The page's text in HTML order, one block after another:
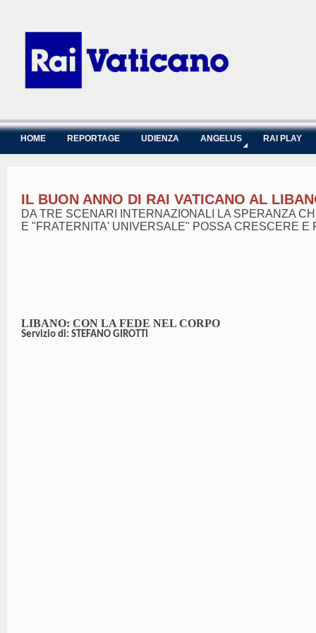
HOME REPORTAGE UDIENZA ANGELUS RAI PLAY
IL BUON ANNO DI RAI VATICANO AL
DA TRE SCENARI INTERNAZIONALI LA SPERANZA
E "FRATERNITA' UNIVERSALE" POSSA CRESCERE E
LIBANO: CON LA FEDE NEL CORPO
Servizio di: STEFANO GIROTTI